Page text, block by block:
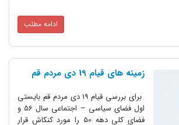
ادامه مطلب
زمینه های قیام 19 دی مردم قم
برای بررسی قیام 19 دی مردم قم بایستی
اول فضای سیاسی – اجتماعی سال 56 و
فضای کلی دهه 50 را مورد کنکاش قرار